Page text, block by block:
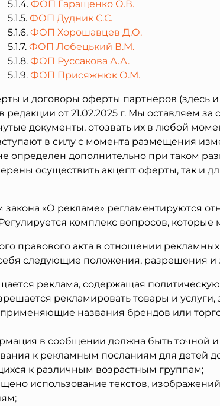
ФОП Гаращенко О.В.
ФОП Дудник Є.С.
ФОП Хорошавцев Д.О.
ФОП Лобецький В.М.
ФОП Руссакова А.А.
ФОП Присяжнюк О.М.
и договоры оферты партнеров (здесь и
от 21.02.2025 г. Мы оставляем
документы, отозвать их в любой
в силу с момента размещения
определен дополнительно при таком
осуществить акцепт оферты, так и
закона «О рекламе» регламентируются
комплекс вопросов, которые
правового акта в отношении
следующие положения, разрешения и
реклама, содержащая
рекламировать товары и
названия брендов или
в сообщении должна быть точной
к рекламным посланиям для детей
к различным возрастным группам;
использование текстов,